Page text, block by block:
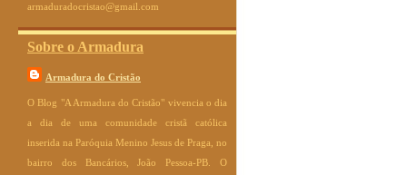
armaduradocristao@gmail.com
Sobre o Armadura
Armadura do Cristão
O Blog "A Armadura do Cristão" vivencia o dia
a dia de uma comunidade cristã católica
inserida na Paróquia Menino Jesus de Praga, no
bairro dos Bancários, João Pessoa-PB. O